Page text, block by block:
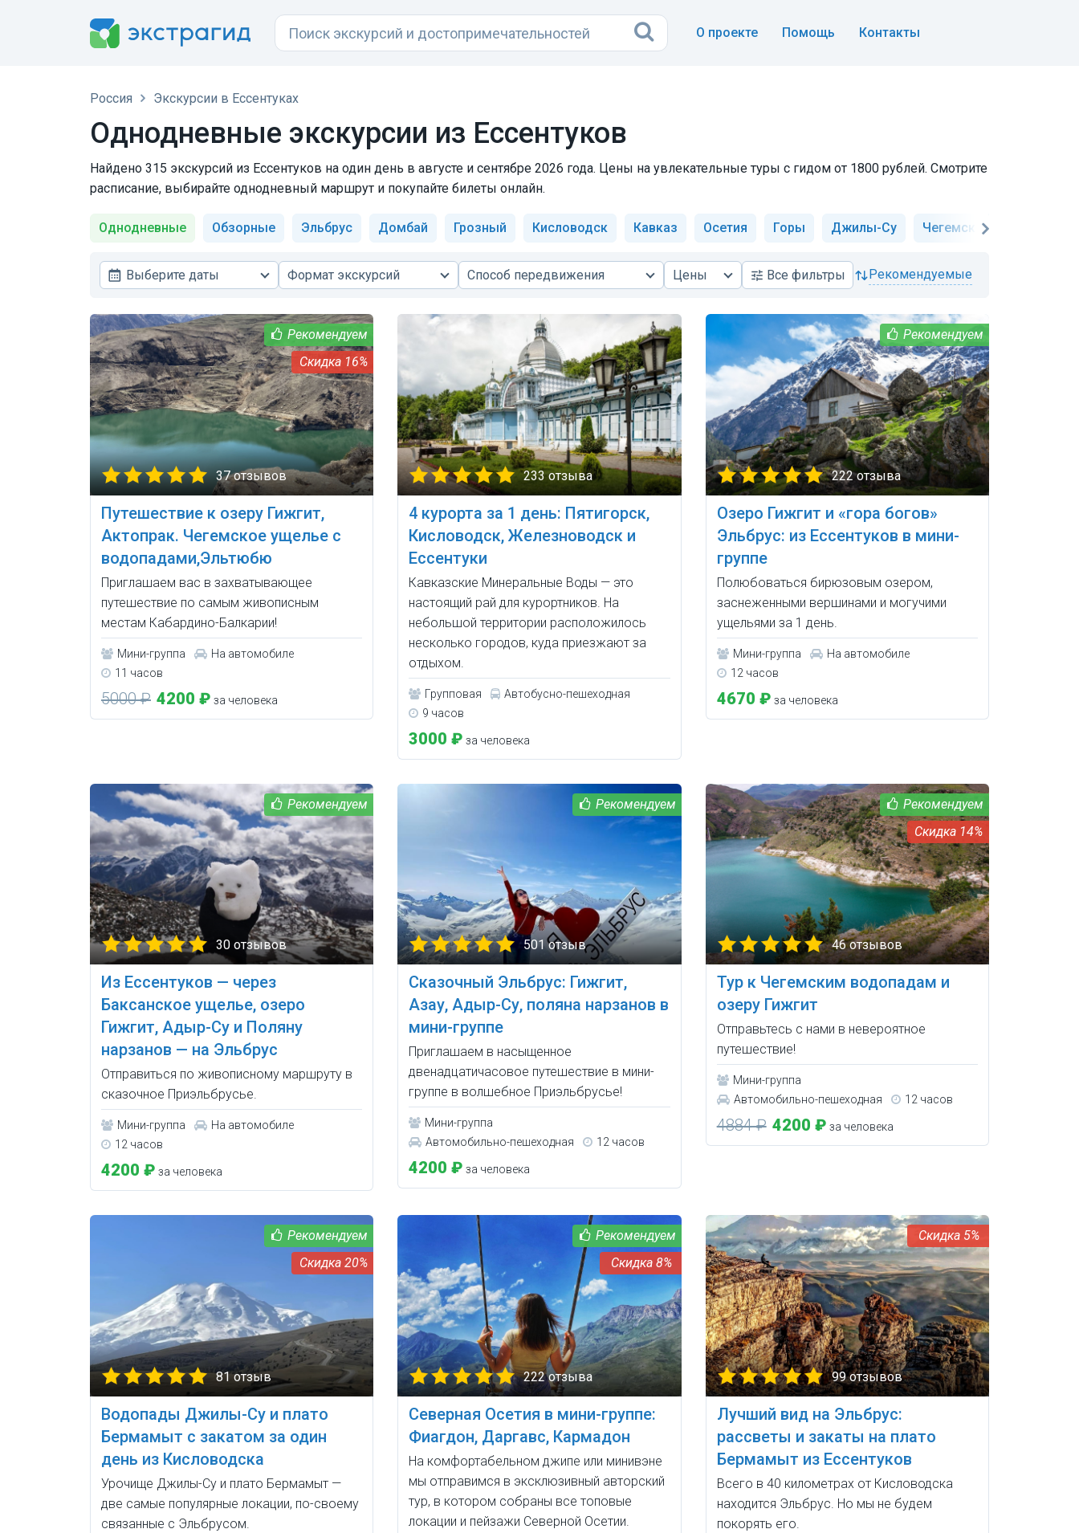
О проекте Помощь Контакты
Россия Экскурсии в Ессентуках
Однодневные экскурсии из Ессентуков
Найдено 315 экскурсий из Ессентуков на один день в августе и сентябре 2026 года. Цены на увлекательные туры с гидом от 1800 рублей. Смотрите
расписание, выбирайте однодневный маршрут и покупайте билеты онлайн.
Однодневные Обзорные Эльбрус Домбай Грозный Кисловодск Кавказ Осетия Горы Джилы-Су Чегемские водопады
Выберите даты Формат экскурсий Способ передвижения Цены Всефильтры рекомендуемые
16%
37 отзывов
Путешествие к озеру Гижгит,
Актопрак. Чегемское ущелье с
водопадами,Эльтюбю
Приглашаем вас в захватывающее
путешествие по самым живописным
местам Кабардино-Балкарии!
Мини-группа
На автомобиле
11 часов
5000 ₽ 4200 ₽ за человека
233 отзыва
4 курорта за 1 день: Пятигорск,
Кисловодск, Железноводск и
Ессентуки
Кавказские Минеральные Воды — это
настоящий рай для курортников. На
небольшой территории расположилось
несколько городов, куда приезжают за
отдыхом.
Групповая
Автобусно-пешеходная
9 часов
3000 ₽ за человека
222 отзыва
Озеро Гижгит и «гора богов»
Эльбрус: из Ессентуков в мини-
группе
Полюбоваться бирюзовым озером,
заснеженными вершинами и могучими
ущельями за 1 день.
Мини-группа
На автомобиле
12 часов
4670 ₽ за человека
30 отзывов
Из Ессентуков — через
Баксанское ущелье, озеро
Гижгит, Адыр-Су и Поляну
нарзанов — на Эльбрус
Отправиться по живописному маршруту в
сказочное Приэльбрусье.
Мини-группа
На автомобиле
12 часов
4200 ₽ за человека
501 отзыв
Сказочный Эльбрус: Гижгит,
Азау, Адыр-Су, поляна нарзанов в
мини-группе
Приглашаем в насыщенное
двенадцатичасовое путешествие в мини-
группе в волшебное Приэльбрусье!
Мини-группа
Автомобильно-пешеходная
12 часов
4200 ₽ за человека
14%
46 отзывов
Тур к Чегемским водопадам и
озеру Гижгит
Отправьтесь с нами в невероятное
путешествие!
Мини-группа
Автомобильно-пешеходная
12 часов
4884 ₽ 4200 ₽ за человека
20%
81 отзыв
Водопады Джилы-Су и плато
Бермамыт с закатом за один
день из Кисловодска
Урочище Джилы-Су и плато Бермамыт —
две самые популярные локации, по-своему
связанные с Эльбрусом.
8%
222 отзыва
Северная Осетия в мини-группе:
Фиагдон, Даргавс, Кармадон
На комфортабельном джипе или минивэне
мы отправимся в эксклюзивный авторский
тур, в котором собраны все топовые
локации и пейзажи Северной Осетии.
5%
99 отзывов
Лучший вид на Эльбрус:
рассветы и закаты на плато
Бермамыт из Ессентуков
Всего в 40 километрах от Кисловодска
находится Эльбрус. Но мы не будем
покорять его.